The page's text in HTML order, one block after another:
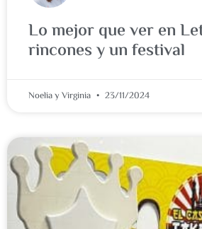
Lo mejor que ver en
rincones y un festival
Noelia y Virginia 23/11/2024